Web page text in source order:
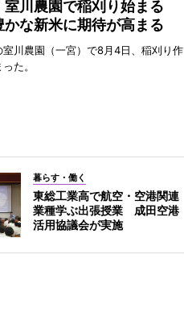
室川農園で稲刈り始まる
かな新米に期待が高まる
室川農園（一宮）で8月4日、稲刈り作
た。
暮らす・働く
東総工業高で航空・空港関連
業種学ぶ出張授業 成田空港
活用協議会が実施